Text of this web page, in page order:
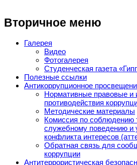
Вторичное меню
Галерея
Видео
Фотогалерея
Студенческая газета
Полезные ссылки
Антикоррупционное
Нормативные правовые и
противодействия
Методические материалы
Комиссия по соблюдению
служебному поведению и
конфликта интересов
Обратная связь для
коррупции
Антитеррористическая